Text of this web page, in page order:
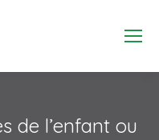
Search:
de l’enfant ou